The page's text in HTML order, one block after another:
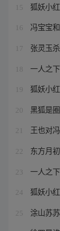
15 狐妖小
16 冯宝宝
17 张灵玉
18 一人之
19 狐妖小
20 黑狐是
21 王也对
22 东方月
23 一人之
24 狐妖小
25 涂山苏